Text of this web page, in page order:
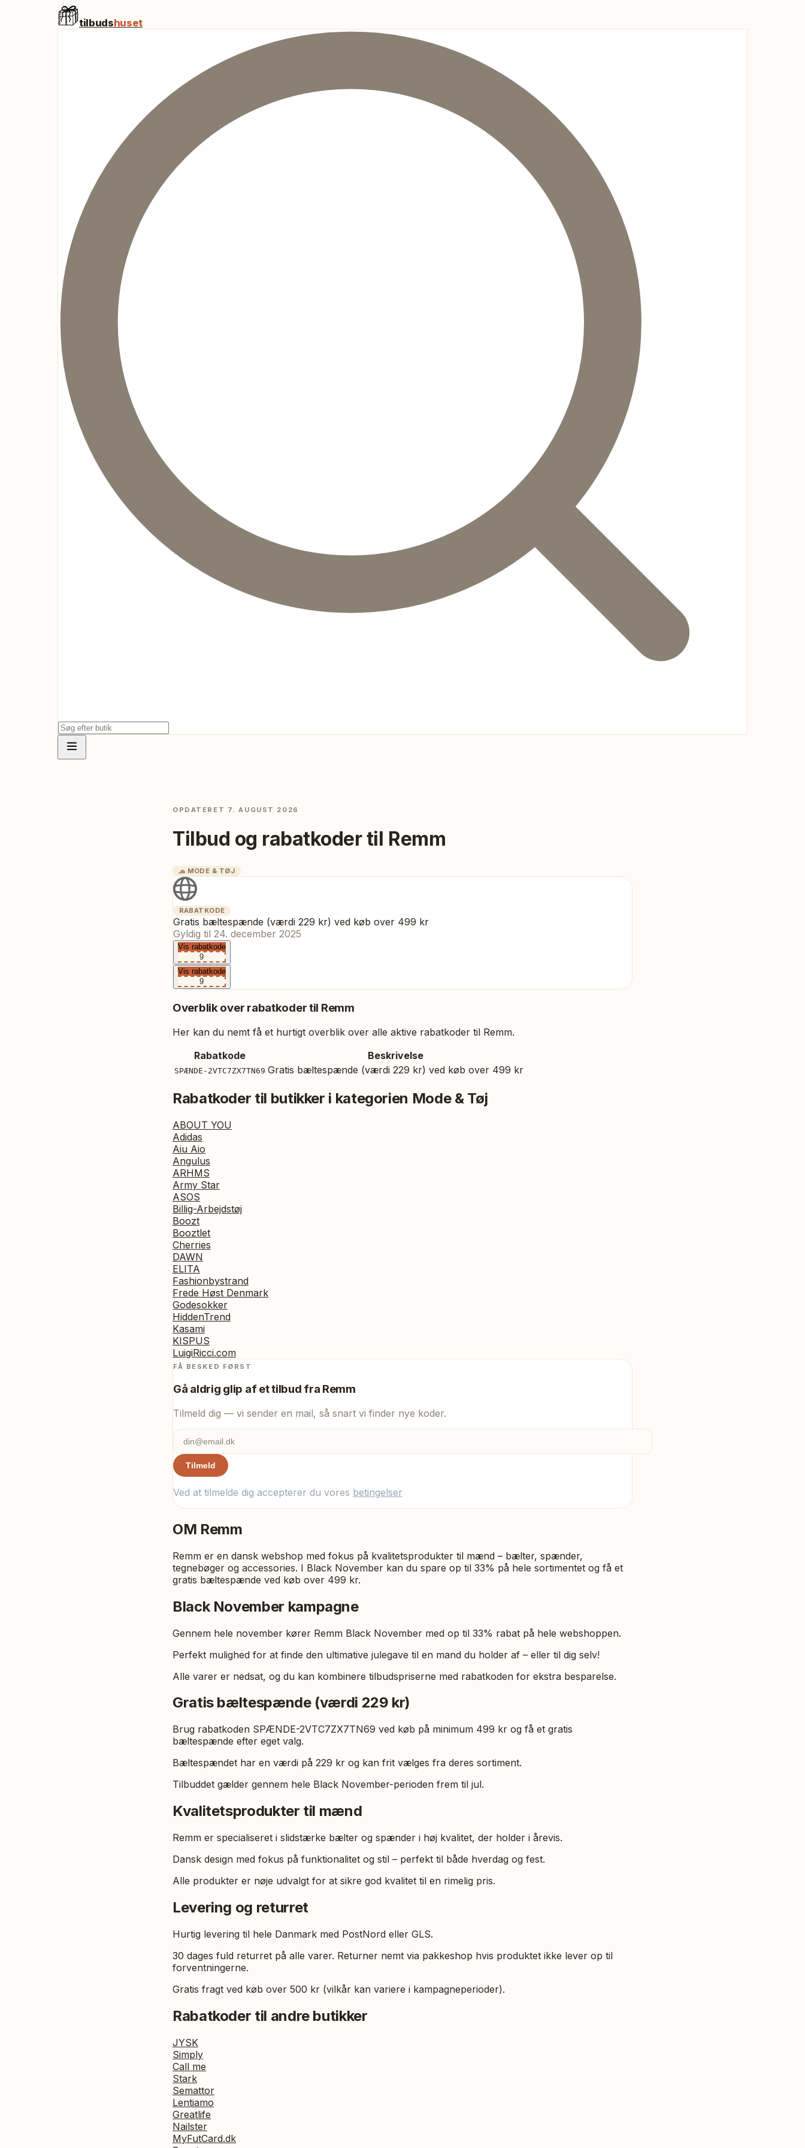
tilbudshuset
OPDATERET 7. AUGUST 2026
Tilbud og rabatkoder til Remm
🧢 MODE & TØJ
RABATKODE
Gratis bæltespænde (værdi 229 kr) ved køb over 499 kr
Gyldig til 24. december 2025
Vis rabatkode
9
Vis rabatkode
9
Overblik over rabatkoder til Remm
Her kan du nemt få et hurtigt overblik over alle aktive rabatkoder til Remm.
Rabatkode
Beskrivelse
SPÆNDE-2VTC7ZX7TN69 Gratis bæltespænde (værdi 229 kr) ved køb over 499 kr
Rabatkoder til butikker i kategorien Mode & Tøj
ABOUT YOU
Adidas
Aiu Aio
Angulus
ARHMS
Army Star
ASOS
Billig-Arbejdstøj
Boozt
Booztlet
Cherries
DAWN
ELITA
Fashionbystrand
Frede Høst Denmark
Godesokker
HiddenTrend
Kasami
KISPUS
LuigiRicci.com
FÅ BESKED FØRST
Gå aldrig glip af et tilbud fra Remm
Tilmeld dig — vi sender en mail, så snart vi finder nye koder.
Tilmeld
Ved at tilmelde dig accepterer du vores betingelser
OM Remm
Remm er en dansk webshop med fokus på kvalitetsprodukter til mænd – bælter, spænder,
tegnebøger og accessories. I Black November kan du spare op til 33% på hele sortimentet og få et
gratis bæltespænde ved køb over 499 kr.
Black November kampagne
Gennem hele november kører Remm Black November med op til 33% rabat på hele webshoppen.
Perfekt mulighed for at finde den ultimative julegave til en mand du holder af – eller til dig selv!
Alle varer er nedsat, og du kan kombinere tilbudspriserne med rabatkoden for ekstra besparelse.
Gratis bæltespænde (værdi 229 kr)
Brug rabatkoden SPÆNDE-2VTC7ZX7TN69 ved køb på minimum 499 kr og få et gratis
bæltespænde efter eget valg.
Bæltespændet har en værdi på 229 kr og kan frit vælges fra deres sortiment.
Tilbuddet gælder gennem hele Black November-perioden frem til jul.
Kvalitetsprodukter til mænd
Remm er specialiseret i slidstærke bælter og spænder i høj kvalitet, der holder i årevis.
Dansk design med fokus på funktionalitet og stil – perfekt til både hverdag og fest.
Alle produkter er nøje udvalgt for at sikre god kvalitet til en rimelig pris.
Levering og returret
Hurtig levering til hele Danmark med PostNord eller GLS.
30 dages fuld returret på alle varer. Returner nemt via pakkeshop hvis produktet ikke lever op til
forventningerne.
Gratis fragt ved køb over 500 kr (vilkår kan variere i kampagneperioder).
Rabatkoder til andre butikker
JYSK
Simply
Call me
Stark
Semattor
Lentiamo
Greatlife
Nailster
MyFutCard.dk